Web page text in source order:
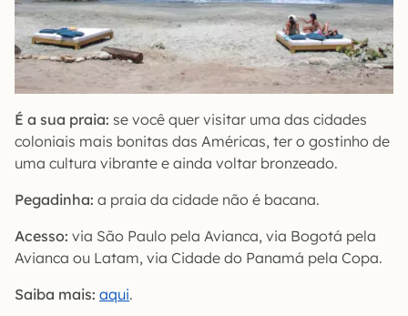
É a sua praia: se você quer visitar uma das cidades
coloniais mais bonitas das Américas, ter o gostinho de
uma cultura vibrante e ainda voltar bronzeado.
Pegadinha: a praia da cidade não é bacana.
Acesso: via São Paulo pela Avianca, via Bogotá pela
Avianca ou Latam, via Cidade do Panamá pela Copa.
Saiba mais: aqui.